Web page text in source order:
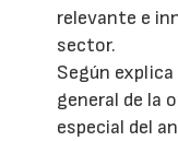
relevante e
sector.
Según
general de la
especial del